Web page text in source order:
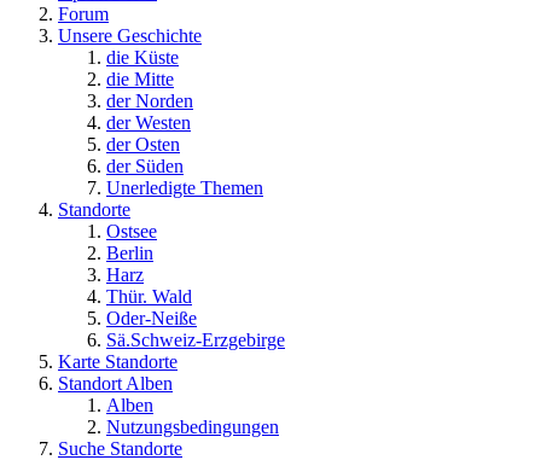
Forum
Unsere Geschichte
die Küste
die Mitte
der Norden
der Westen
der Osten
der Süden
Unerledigte Themen
Standorte
Ostsee
Berlin
Harz
Thür. Wald
Oder-Neiße
Sä.Schweiz-Erzgebirge
Karte Standorte
Standort Alben
Alben
Nutzungsbedingungen
Suche Standorte